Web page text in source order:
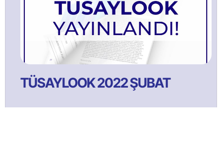
TÜSAYLOOK 2022 ŞUBAT